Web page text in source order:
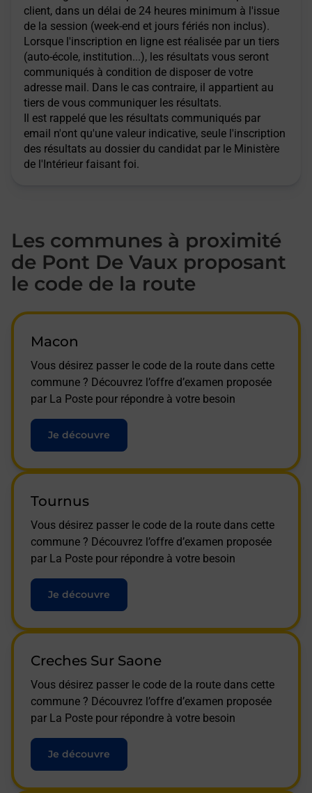
client, dans un délai de 24 heures minimum à l'issue
de la session (week-end et jours fériés non inclus).
Lorsque l'inscription en ligne est réalisée par un tiers
(auto-école, institution...), les résultats vous seront
communiqués à condition de disposer de votre
adresse mail. Dans le cas contraire, il appartient au
tiers de vous communiquer les résultats.
Il est rappelé que les résultats communiqués par
email n'ont qu'une valeur indicative, seule l'inscription
des résultats au dossier du candidat par le Ministère
de l'Intérieur faisant foi.
Les communes à proximité
de Pont De Vaux proposant
le code de la route
Macon
Vous désirez passer le code de la route dans cette
commune ? Découvrez l’offre d’examen proposée
par La Poste pour répondre à votre besoin
Je découvre
Tournus
Vous désirez passer le code de la route dans cette
commune ? Découvrez l’offre d’examen proposée
par La Poste pour répondre à votre besoin
Je découvre
Creches Sur Saone
Vous désirez passer le code de la route dans cette
commune ? Découvrez l’offre d’examen proposée
par La Poste pour répondre à votre besoin
Je découvre